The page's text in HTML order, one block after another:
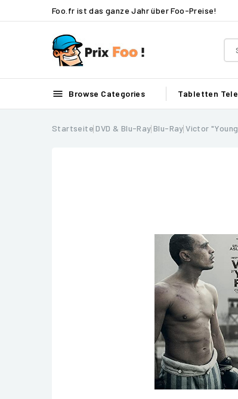
Foo.fr ist das ganze Jahr über Foo-Preise!
 Browse Categories Tabletten
Startseite DVD & Blu-Ray Blu-Ray Victor